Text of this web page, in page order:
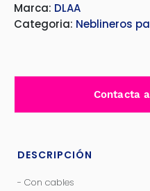
Marca: DLAA
Categoria: Neblineros
Contacta
DESCRIPCIÓN
- Con cables